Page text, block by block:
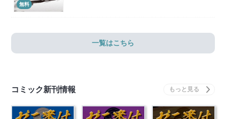
無料
一覧はこちら
コミック新刊情報